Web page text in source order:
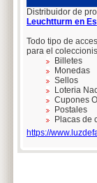
Distribuidor de
Leuchtturm en
Todo tipo de
para el
Billetes
Monedas
Sellos
Loteria
Cupones
Postales
Placas de
https://